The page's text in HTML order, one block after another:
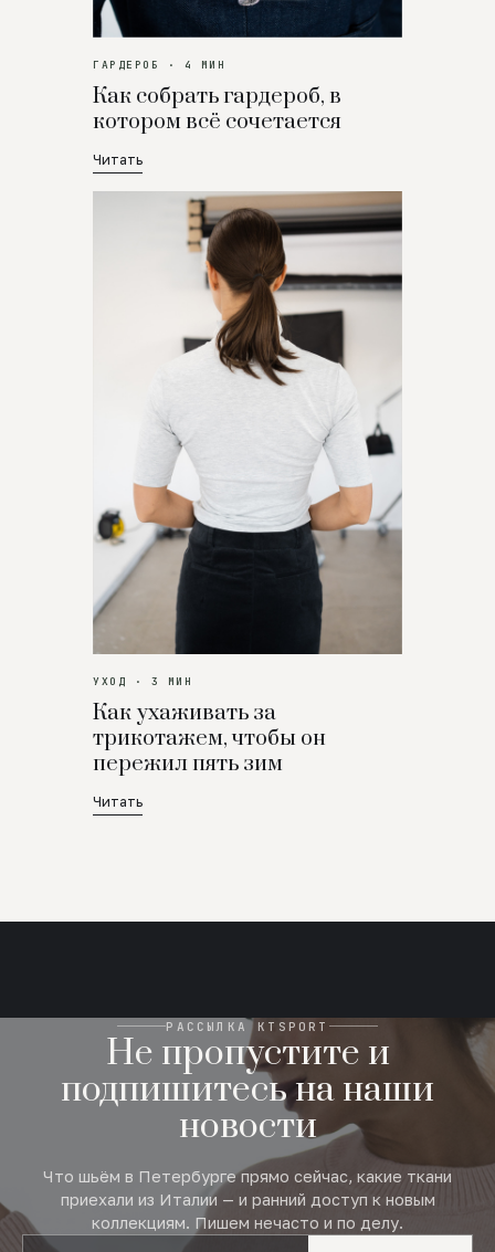
ГАРДЕРОБ · 4 МИН
Как собрать гардероб, в
котором всё сочетается
Читать
УХОД · 3 МИН
Как ухаживать за
трикотажем, чтобы он
пережил пять зим
Читать
РАССЫЛКА KTSPORT
Не пропустите и
подпишитесь на наши
новости
Что шьём в Петербурге прямо сейчас, какие ткани
приехали из Италии — и ранний доступ к новым
коллекциям. Пишем нечасто и по делу.